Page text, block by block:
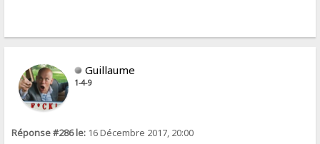
Guillaume
1-4-9
Réponse #286 le: 16 Décembre 2017, 20:00